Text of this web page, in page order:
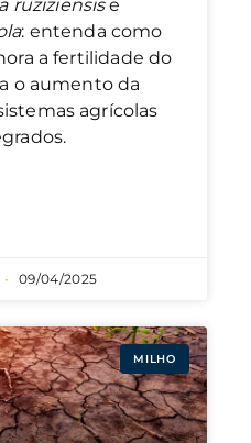
ruziziensise
: entenda como
a fertilidade do
o aumento da
agrícolas
09/04/2025
MILHO